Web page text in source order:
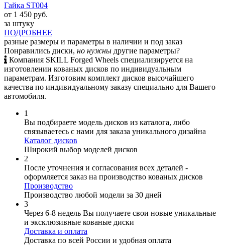
Гайка ST004
от 1 450 руб.
за штуку
ПОДРОБНЕЕ
разные размеры и параметры в наличии и под заказ
Понравились диски, но нужны другие параметры?
Компания SKILL Forged Wheels специализируется на
изготовлении кованых дисков по индивидуальным
параметрам. Изготовим комплект дисков высочайшего
качества по индивидуальному заказу специально для Вашего
автомобиля.
1
Вы подбираете модель дисков из каталога, либо
связываетесь с нами для заказа уникального дизайна
Каталог дисков
Широкий выбор моделей дисков
2
После уточнения и согласования всех деталей -
оформляется заказ на производство кованых дисков
Производство
Производство любой модели за 30 дней
3
Через 6-8 недель Вы получаете свои новые уникальные
и эксклюзивные кованые диски
Доставка и оплата
Доставка по всей России и удобная оплата